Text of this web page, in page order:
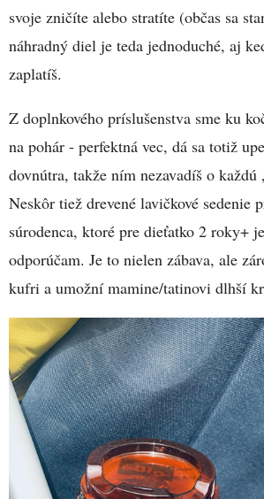
svoje zničíte alebo stratíte (občas sa
náhradný diel je teda jednoduché, aj
zaplatíš.
Z doplnkového príslušenstva sme ku
na pohár - perfektná vec, dá sa totiž
dovnútra, takže ním nezavadíš o každú
Neskôr tiež drevené lavičkové sedenie
súrodenca, ktoré pre dieťatko 2 roky+
odporúčam. Je to nielen zábava, ale
kufri a umožní mamine/tatinovi dlhší